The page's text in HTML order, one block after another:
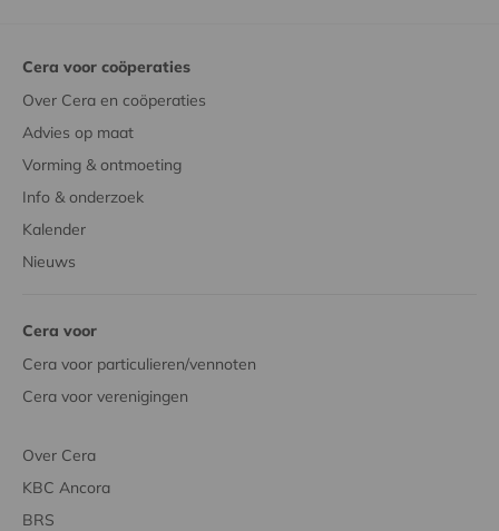
Cera voor coöperaties
Over Cera en coöperaties
Advies op maat
Vorming & ontmoeting
Info & onderzoek
Kalender
Nieuws
Cera voor
Cera voor particulieren/vennoten
Cera voor verenigingen
Over Cera
KBC Ancora
BRS